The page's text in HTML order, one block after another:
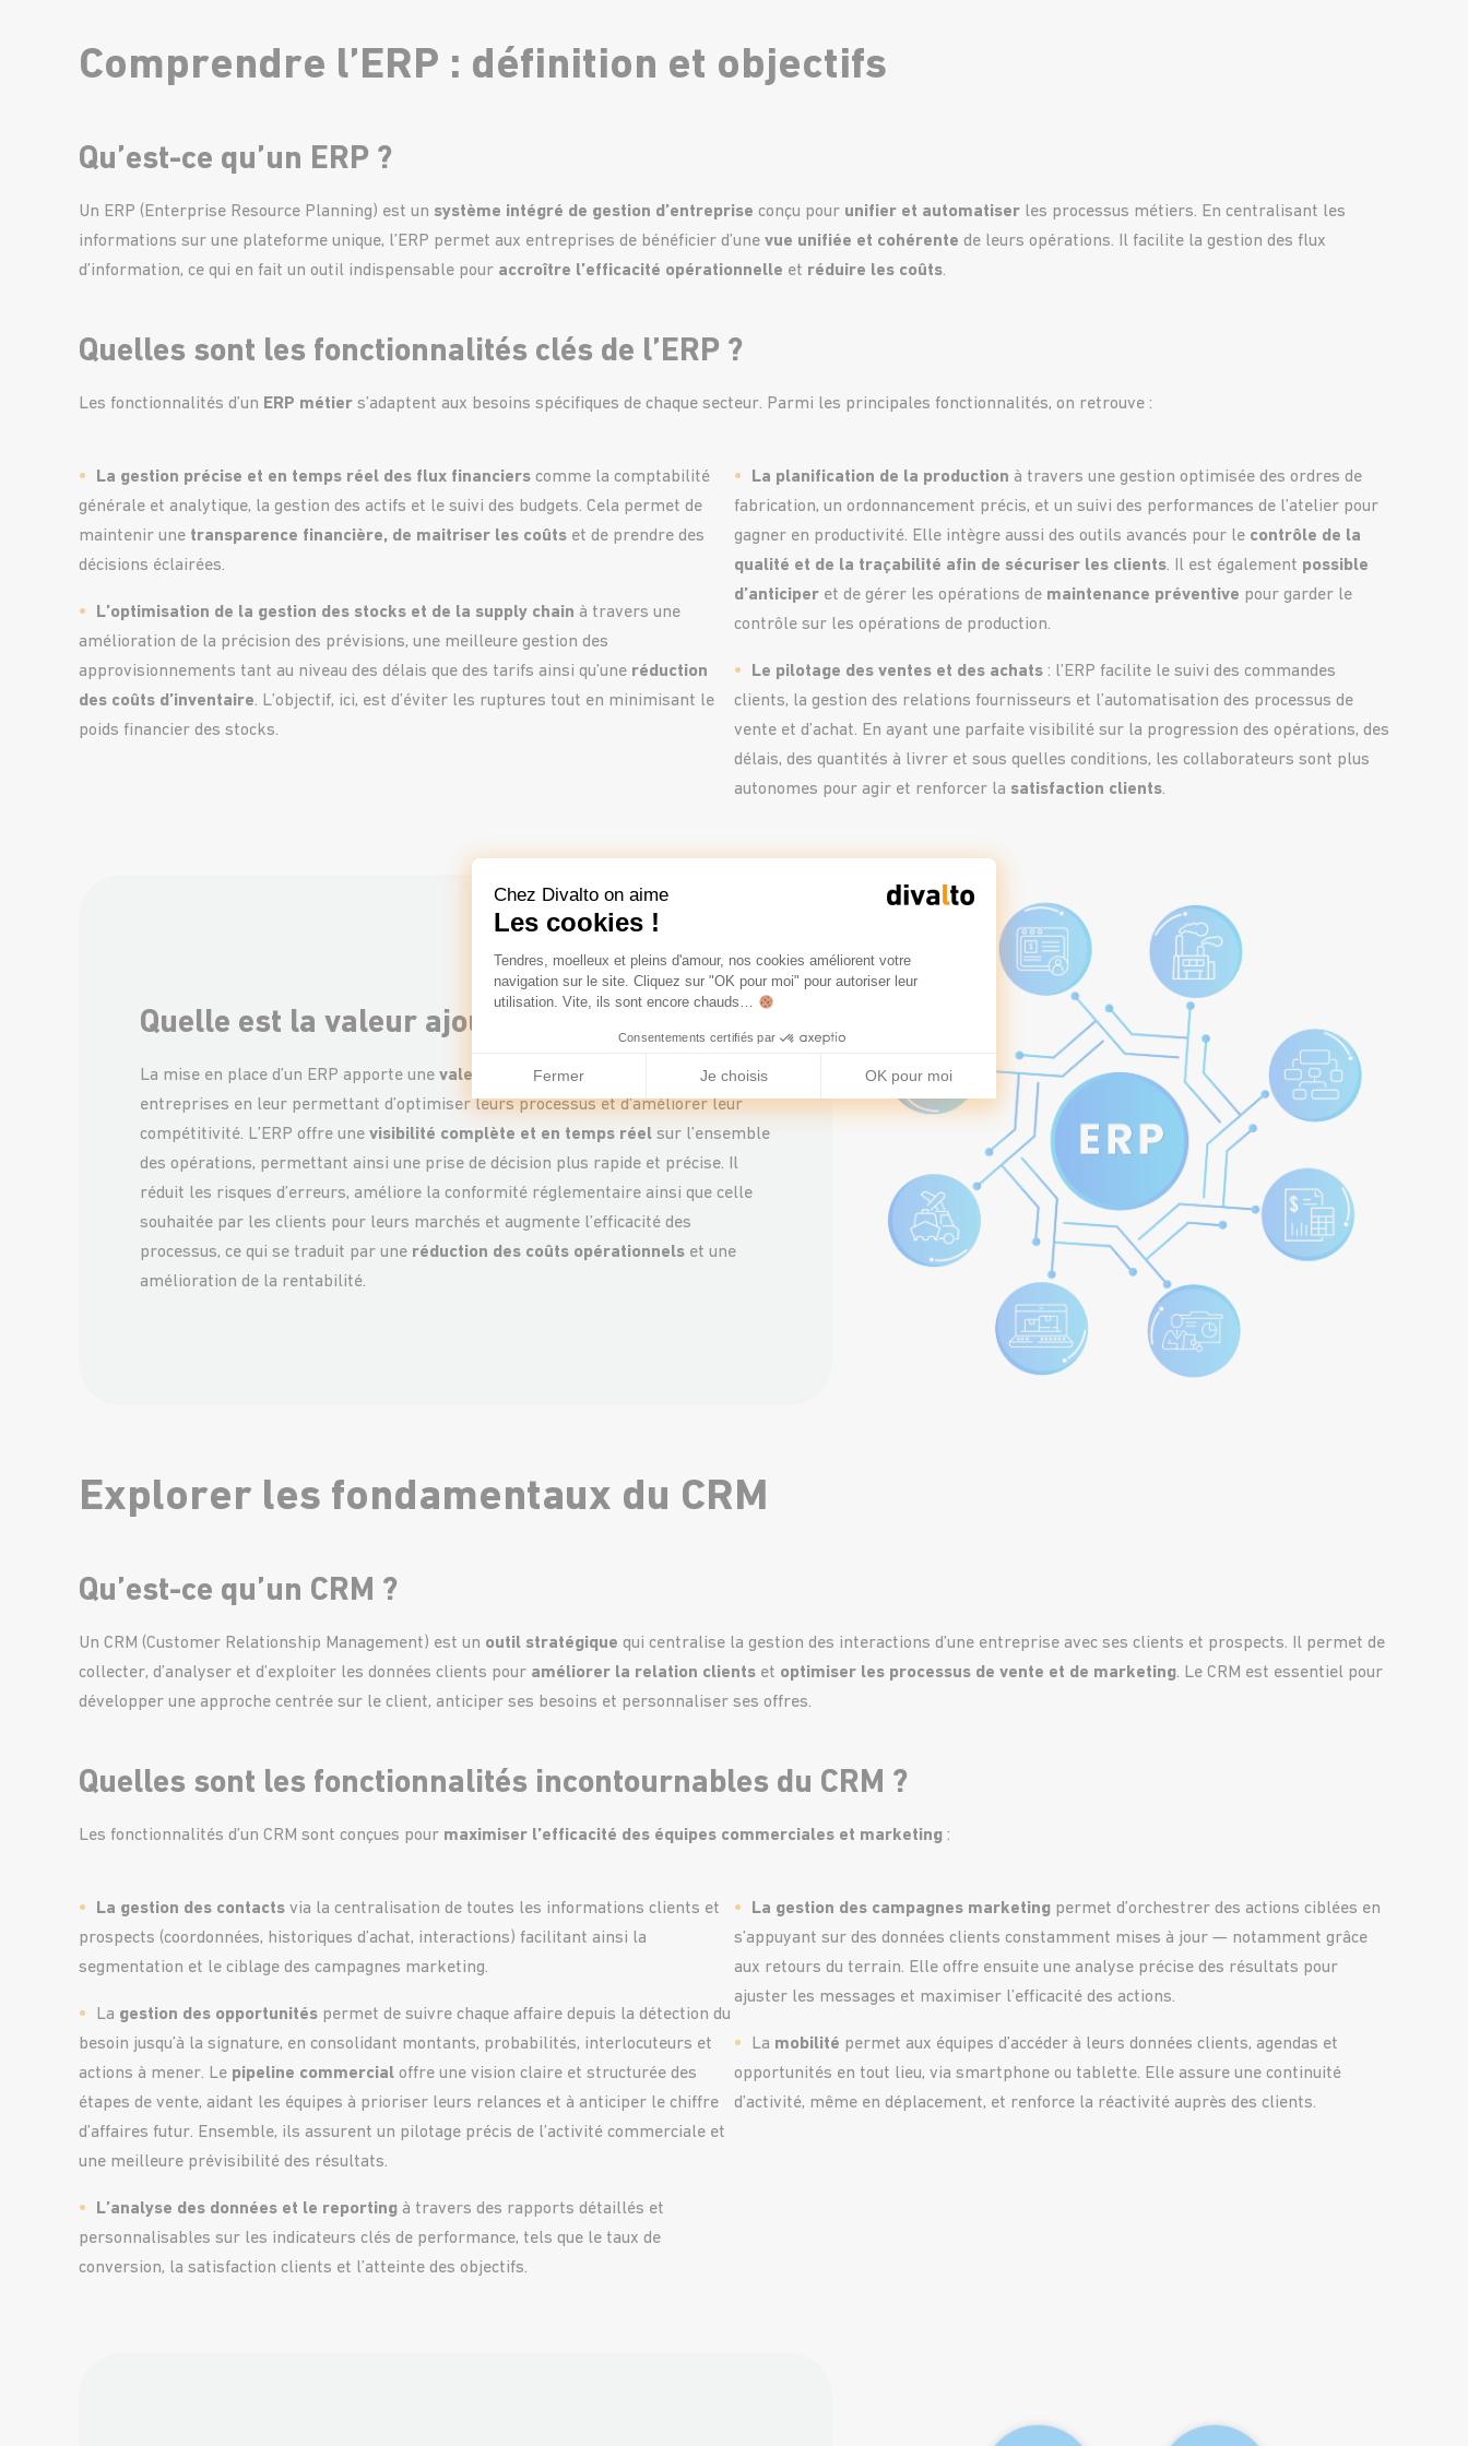
Comprendre l’ERP : définition et objectifs
Qu’est-ce qu’un ERP ?
Un ERP (Enterprise Resource Planning) est un système intégré de gestion d’entreprise conçu pour unifier et automatiser les processus métiers. En centralisant les
informations sur une plateforme unique, l’ERP permet aux entreprises de bénéficier d’une vue unifiée et cohérente de leurs opérations. Il facilite la gestion des flux
d’information, ce qui en fait un outil indispensable pour accroître l’efficacité opérationnelle et réduire les coûts.
Quelles sont les fonctionnalités clés de l’ERP ?
Les fonctionnalités d’un ERP métier s’adaptent aux besoins spécifiques de chaque secteur. Parmi les principales fonctionnalités, on retrouve :
La gestion précise et en temps réel des flux financiers comme la comptabilité
générale et analytique, la gestion des actifs et le suivi des budgets. Cela permet de
maintenir une transparence financière, de maitriser les coûts et de prendre des
décisions éclairées.
L’optimisation de la gestion des stocks et de la supply chain à travers une
amélioration de la précision des prévisions, une meilleure gestion des
approvisionnements tant au niveau des délais que des tarifs ainsi qu’une réduction
des coûts d’inventaire. L’objectif, ici, est d’éviter les ruptures tout en minimisant le
poids financier des stocks.
La planification de la production à travers une gestion optimisée des ordres de
fabrication, un ordonnancement précis, et un suivi des performances de l’atelier pour
gagner en productivité. Elle intègre aussi des outils avancés pour le contrôle de la
qualité et de la traçabilité afin de sécuriser les clients. Il est également possible
d’anticiper et de gérer les opérations de maintenance préventive pour garder le
contrôle sur les opérations de production.
Le pilotage des ventes et des achats : l’ERP facilite le suivi des commandes
clients, la gestion des relations fournisseurs et l’automatisation des processus de
vente et d’achat. En ayant une parfaite visibilité sur la progression des opérations, des
délais, des quantités à livrer et sous quelles conditions, les collaborateurs sont plus
autonomes pour agir et renforcer la satisfaction clients.
Quelle est la valeur ajoutée d’un ERP ?
La mise en place d’un ERP apporte une valeur ajoutée significative
entreprises en leur permettant d’optimiser leurs processus et d’améliorer leur
compétitivité. L’ERP offre une visibilité complète et en temps réel sur l’ensemble
des opérations, permettant ainsi une prise de décision plus rapide et précise. Il
réduit les risques d’erreurs, améliore la conformité réglementaire ainsi que celle
souhaitée par les clients pour leurs marchés et augmente l’efficacité des
processus, ce qui se traduit par une réduction des coûts opérationnels et une
amélioration de la rentabilité.
Explorer les fondamentaux du CRM
Qu’est-ce qu’un CRM ?
Un CRM (Customer Relationship Management) est un outil stratégique qui centralise la gestion des interactions d’une entreprise avec ses clients et prospects. Il permet de
collecter, d’analyser et d’exploiter les données clients pour améliorer la relation clients et optimiser les processus de vente et de marketing. Le CRM est essentiel pour
développer une approche centrée sur le client, anticiper ses besoins et personnaliser ses offres.
Quelles sont les fonctionnalités incontournables du CRM ?
Les fonctionnalités d’un CRM sont conçues pour maximiser l’efficacité des équipes commerciales et marketing :
La gestion des contacts via la centralisation de toutes les informations clients et
prospects (coordonnées, historiques d’achat, interactions) facilitant ainsi la
segmentation et le ciblage des campagnes marketing.
La gestion des opportunités permet de suivre chaque affaire depuis la détection du
besoin jusqu’à la signature, en consolidant montants, probabilités, interlocuteurs et
actions à mener. Le pipeline commercial offre une vision claire et structurée des
étapes de vente, aidant les équipes à prioriser leurs relances et à anticiper le chiffre
d’affaires futur. Ensemble, ils assurent un pilotage précis de l’activité commerciale et
une meilleure prévisibilité des résultats.
L’analyse des données et le reporting à travers des rapports détaillés et
personnalisables sur les indicateurs clés de performance, tels que le taux de
conversion, la satisfaction clients et l’atteinte des objectifs.
La gestion des campagnes marketing permet d’orchestrer des actions ciblées en
s’appuyant sur des données clients constamment mises à jour — notamment grâce
aux retours du terrain. Elle offre ensuite une analyse précise des résultats pour
ajuster les messages et maximiser l’efficacité des actions.
La mobilité permet aux équipes d’accéder à leurs données clients, agendas et
opportunités en tout lieu, via smartphone ou tablette. Elle assure une continuité
d’activité, même en déplacement, et renforce la réactivité auprès des clients.
Chez Divalto on aime
Les cookies !
Plateforme de Gestion du Consentement : Personnalisez vos Options
Tendres, moelleux et pleins d'amour, nos cookies améliorent votre
navigation sur le site. Cliquez sur "OK pour moi" pour autoriser leur
utilisation. Vite, ils sont encore chauds…
Consentements certifiés par
Fermer Je choisis OK pour moi
Axeptio consent